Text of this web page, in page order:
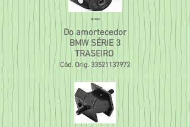
50153
Do amortecedor
BMW SÉRIE 3
TRASEIRO
Cód. Orig. 33521137972